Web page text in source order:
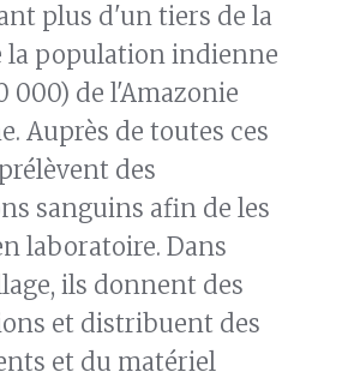
plus d'un tiers de la
la population indienne
000) de l'Amazonie
Auprès de toutes ces
des
sanguins afin de les
laboratoire. Dans
ils donnent des
et distribuent des
et du matériel